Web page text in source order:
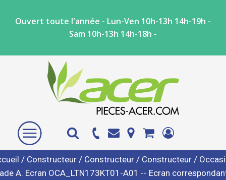
Ouvert toute l'année - Lun-Ven 10h-13h 14h-19h -
Sam 10h-13h 14h-18h -
/ Constructeur/ Constructeur/ Constructeur/
A. Ecran OCA_LTN173KT01-A01 -- Ecran